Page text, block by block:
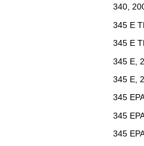
340,
345 E
345 E
345 E,
345 E,
345
345
345